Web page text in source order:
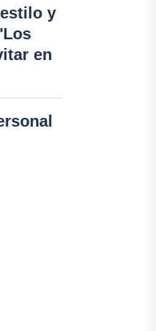
y
en